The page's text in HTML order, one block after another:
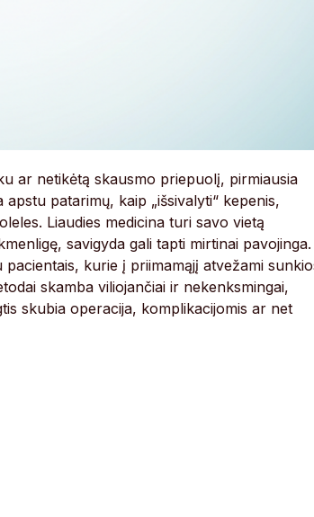
ar netikėtą skausmo priepuolį, pirmiausia
patarimų, kaip „išsivalyti“ kepenis,
Liaudies medicina turi savo vietą
savigyda gali tapti mirtinai pavojinga.
kurie į priimamąjį atvežami
skamba viliojančiai ir nekenksmingai,
skubia operacija, komplikacijomis ar net